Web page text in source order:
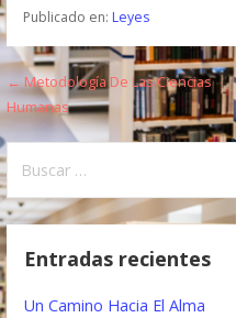
Publicado en: Leyes
N
a
v
e
a
← Metodología De Las Ciencias
Humanas
s
Entradas recientes
Un Camino Hacia El Alma